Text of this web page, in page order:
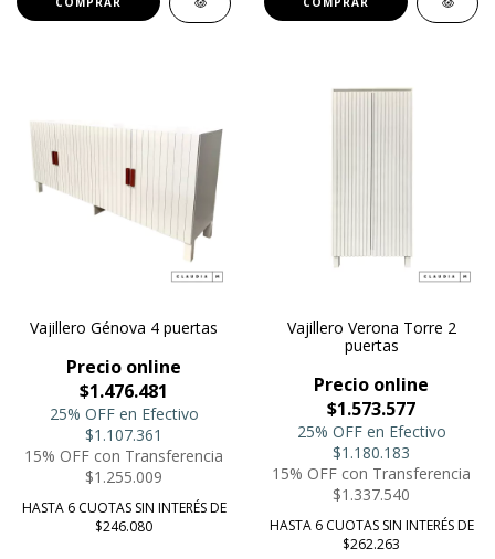
Vajillero Génova 4 puertas
Precio online
$1.476.481
25% OFF en Efectivo
$1.107.361
15% OFF con Transferencia
$1.255.009
HASTA 6 CUOTAS SIN INTERÉS DE
$246.080
Vajillero Verona Torre 2
puertas
Precio online
$1.573.577
25% OFF en Efectivo
$1.180.183
15% OFF con Transferencia
$1.337.540
HASTA 6 CUOTAS SIN INTERÉS DE
$262.263